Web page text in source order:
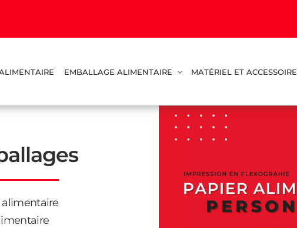
EMBALLAGE ALIMENTAIRE MATÉRIEL ET ACCESSOIRE
alimentaire